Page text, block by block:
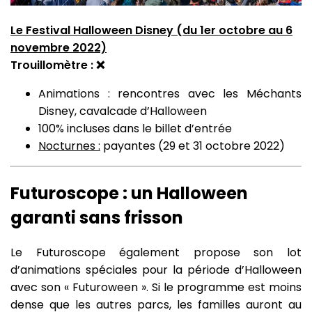
Le Festival Halloween Disney (du 1er octobre au 6
novembre 2022)
Trouillomètre : ❌
Animations : rencontres avec les Méchants
Disney, cavalcade d’Halloween
100% incluses dans le billet d’entrée
Nocturnes : payantes (29 et 31 octobre 2022)
Futuroscope : un Halloween
garanti sans frisson
Le Futuroscope également propose son lot
d’animations spéciales pour la période d’Halloween
avec son « Futuroween ». Si le programme est moins
dense que les autres parcs, les familles auront au